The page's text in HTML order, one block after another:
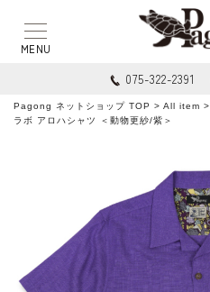
075-322-2391
Pagong ネットショップ TOP > All item >
ラボ アロハシャツ ＜動物更紗/紫＞